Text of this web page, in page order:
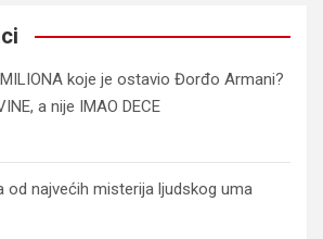
koje je ostavio Đorđo Armani?
a nije IMAO DECE
od najvećih misterija ljudskog uma